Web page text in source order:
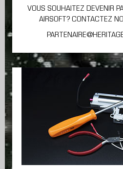
VOUS SOUHAITEZ DEVENIR
AIRSOFT? CONTACTEZ